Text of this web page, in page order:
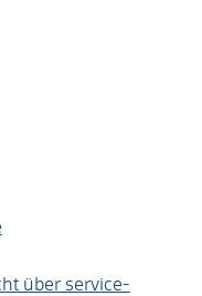
über service-